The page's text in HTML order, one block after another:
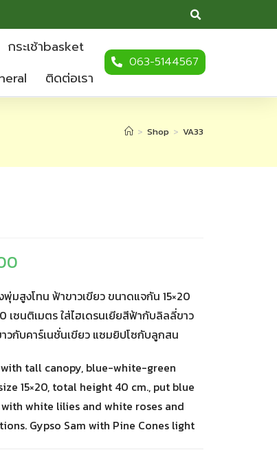
กระเช้าbasket
ติดต่อเรา
063-5144567
> Shop > VA33
มสูงโทน ฟ้าขาวเขียว ขนาดแจกัน 15×20
เซนติเมตร ใส่ไฮเดรนเยียสีฟ้ากับลิลลี่ขาว
วกับคาร์เนชั่นเขียว แซมยิปโซกับลูกสน
with tall canopy, blue-white-green
15×20, total height 40 cm., put blue
white lilies and white roses and
Gypso Sam with Pine Cones light